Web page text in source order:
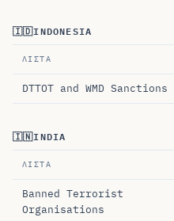
🇮🇩INDONESIA
ΛΊΣΤΑ
DTTOT and WMD
🇮🇳INDIA
ΛΊΣΤΑ
Banned Terrorist
Organisations